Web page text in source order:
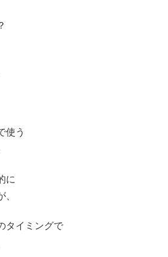
使う
に
タイミングで